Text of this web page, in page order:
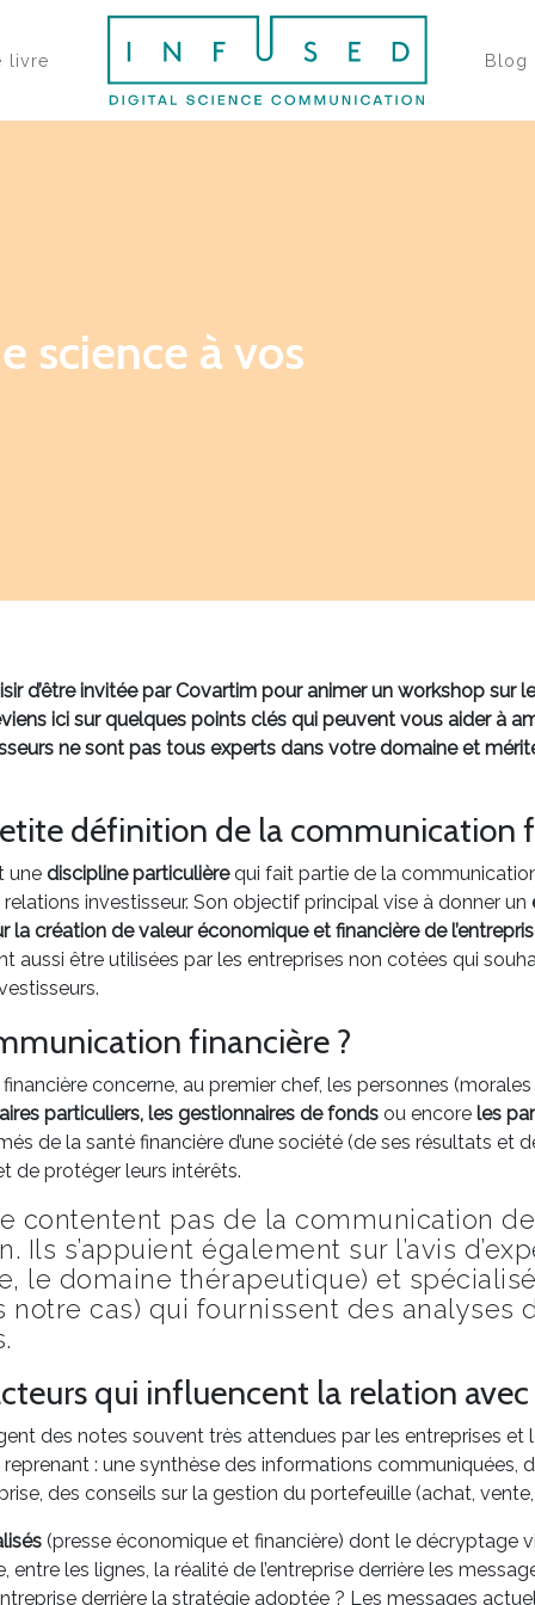
livre Blog
science à vos
d’être invitée par Covartim pour animer un workshop sur
ici sur quelques points clés qui peuvent vous aider à
ne sont pas tous experts dans votre domaine et
définition de la communication
une discipline particulièrequi fait partie de la
investisseur. Son objectif principal vise à donner un
la création de valeur économique et financière de
aussi être utilisées par les entreprises non cotées qui
financière ?
concerne, au premier chef, les personnes
particuliers, les gestionnaires de fonds ou encore les
de la santé financière d’une société (de ses résultats et
de protéger leurs intérêts.
contentent pas de la communication
Ils s’appuient également sur l’avis
le domaine thérapeutique) et
notre cas) qui fournissent des analyses
qui influencent la relation avec
des notes souvent très attendues par les entreprises et
: une synthèse des informations communiquées,
des conseils sur la gestion du portefeuille (achat,
(presse économique et financière) dont le décryptage
entre les lignes, la réalité de l’entreprise derrière les
derrière la stratégie adoptée ? Les messages